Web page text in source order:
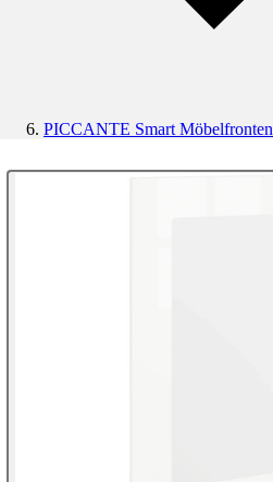
PICCANTE Smart Möbelfronten